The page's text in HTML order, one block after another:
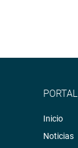
PORTAL
Inicio
Noticias